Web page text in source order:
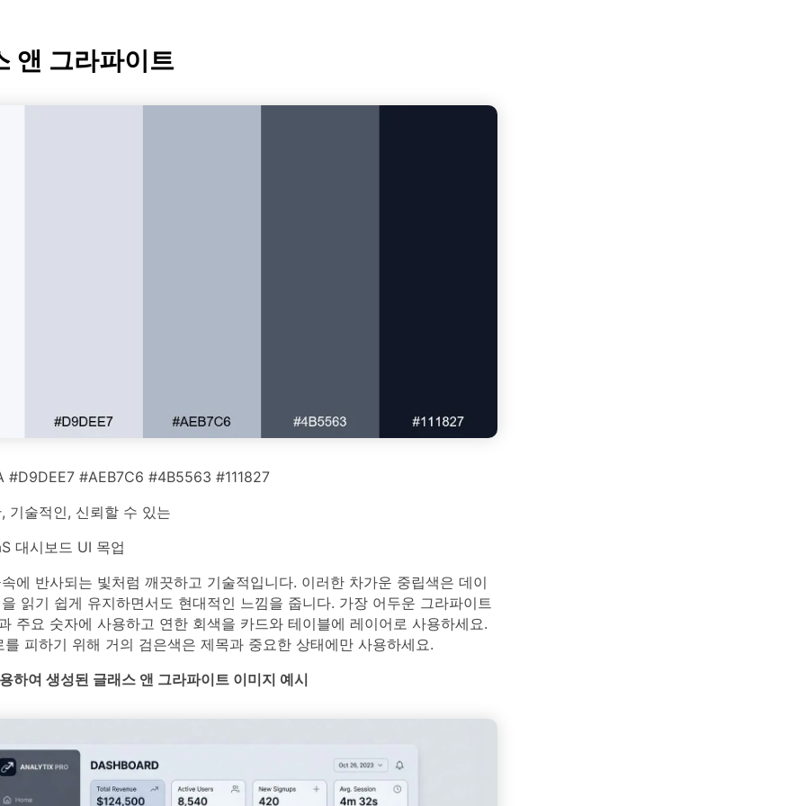
앤 그라파이트
#D9DEE7 #AEB7C6 #4B5563 #111827
기술적인, 신뢰할 수 있는
대시보드 UI 목업
에 반사되는 빛처럼 깨끗하고 기술적입니다. 이러한 차가운 중립색은 데이
읽기 쉽게 유지하면서도 현대적인 느낌을 줍니다. 가장 어두운 그라파이트
주요 숫자에 사용하고 연한 회색을 카드와 테이블에 레이어로 사용하세요.
피하기 위해 거의 검은색은 제목과 중요한 상태에만 사용하세요.
하여 생성된 글래스 앤 그라파이트 이미지 예시